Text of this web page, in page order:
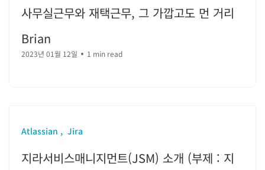
사무실근무와 재택근무, 그 가깝고도 먼 거리
Brian
2023년 01월 12일 1 min read
Atlassian Jira
지라서비스매니지먼트(JSM) 소개 (부제 : 지